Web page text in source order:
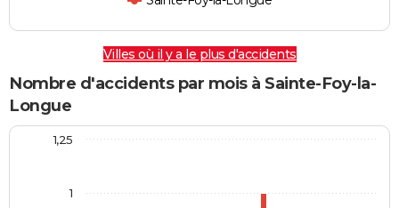
Villes où il y a le plus d'accidents
Nombre d'accidents par mois à Sainte-Foy-la-
Longue
1
1,25